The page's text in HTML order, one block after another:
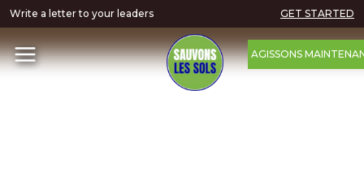
Write a letter to your leaders GET STARTED
AGISSONS